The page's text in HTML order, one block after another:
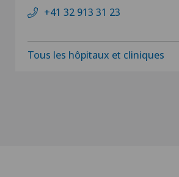
+41 32 913 31 23
Tous les hôpitaux et cliniques